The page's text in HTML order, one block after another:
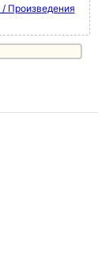
Произведения